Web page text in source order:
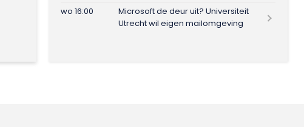
wo 16:00
Microsoft de deur uit? Universiteit
Utrecht wil eigen mailomgeving